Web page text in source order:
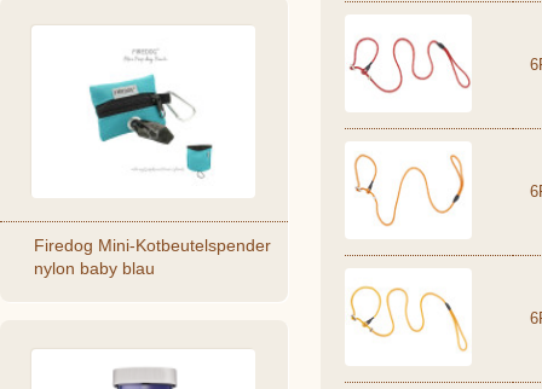
Firedog Mini-Kotbeutelspender
nylon baby blau